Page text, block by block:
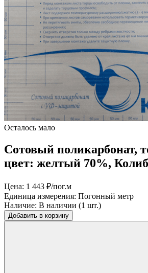
Осталось мало
Сотовый поликарбонат,
цвет: желтый 70%,
Цена: 1 443 ₽/пог.м
Единица измерения: Погонный метр
Наличие: В наличии (1 шт.)
Добавить в корзину